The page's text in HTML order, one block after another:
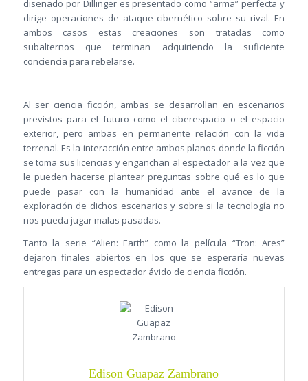
diseñado por Dillinger es presentado como “arma” perfecta y
dirige operaciones de ataque cibernético sobre su rival. En
ambos casos estas creaciones son tratadas como
subalternos que terminan adquiriendo la suficiente
conciencia para rebelarse.
Al ser ciencia ficción, ambas se desarrollan en escenarios
previstos para el futuro como el ciberespacio o el espacio
exterior, pero ambas en permanente relación con la vida
terrenal. Es la interacción entre ambos planos donde la ficción
se toma sus licencias y enganchan al espectador a la vez que
le pueden hacerse plantear preguntas sobre qué es lo que
puede pasar con la humanidad ante el avance de la
exploración de dichos escenarios y sobre si la tecnología no
nos pueda jugar malas pasadas.
Tanto la serie “Alien: Earth” como la película “Tron: Ares”
dejaron finales abiertos en los que se esperaría nuevas
entregas para un espectador ávido de ciencia ficción.
Edison Guapaz Zambrano